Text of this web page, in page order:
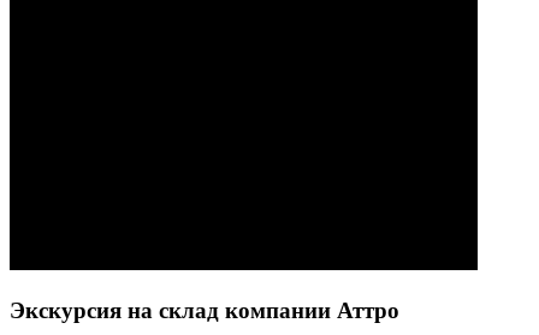
Экскурсия на склад компании Аттро